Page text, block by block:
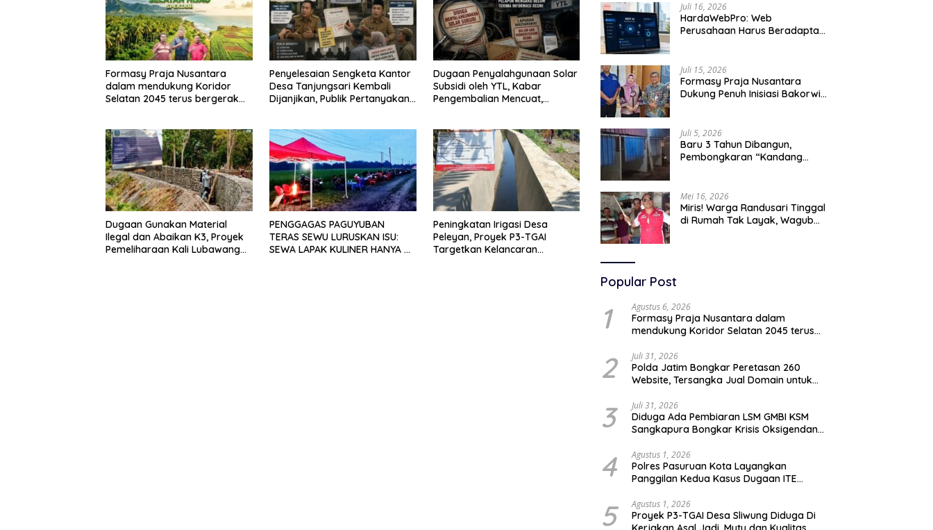
Formasy Praja Nusantara
dalam mendukung Koridor
Selatan 2045 terus bergerak
SPEKTANI
Penyelesaian Sengketa Kantor
Desa Tanjungsari Kembali
Dijanjikan, Publik Pertanyakan
Dugaan Penyalahgunaan Solar
Subsidi oleh YTL, Kabar
Pengembalian Mencuat,
Dugaan Gunakan Material
Ilegal dan Abaikan K3, Proyek
Pemeliharaan Kali Lubawang
PENGGAGAS PAGUYUBAN
TERAS SEWU LURUSKAN ISU:
SEWA LAPAK KULINER HANYA RP
Peningkatan Irigasi Desa
Peleyan, Proyek P3-TGAI
Targetkan Kelancaran
Juli 16, 2026
HardaWebPro: Web
Perusahaan Harus Beradaptasi
Operasional
Juli 15, 2026
Formasy Praja Nusantara
Dukung Penuh Inisiasi Bakorwil
Juli 5, 2026
Baru 3 Tahun Dibangun,
Pembongkaran “Kandang
Mei 16, 2026
Miris! Warga Randusari Tinggal
di Rumah Tak Layak, Wagub
Popular Post
1 Agustus 6, 2026
Formasy Praja Nusantara dalam
mendukung Koridor Selatan 2045 terus
Mitra Indonesia dengan SPEKTANI
2 Juli 31, 2026
Polda Jatim Bongkar Peretasan 260
Website, Tersangka Jual Domain untuk
3 Juli 31, 2026
Diduga Ada Pembiaran LSM GMBI KSM
Sangkapura Bongkar Krisis Oksigendan
4 Agustus 1, 2026
Polres Pasuruan Kota Layangkan
Panggilan Kedua Kasus Dugaan ITE
5 Agustus 1, 2026
Proyek P3-TGAI Desa Sliwung Diduga Di